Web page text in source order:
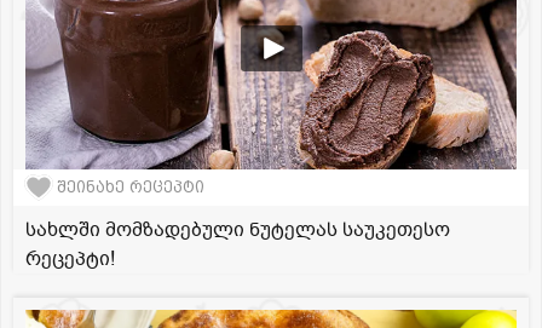
შეინახე რეცეპტი
სახლში მომზადებული ნუტელას საუკეთესო
რეცეპტი!